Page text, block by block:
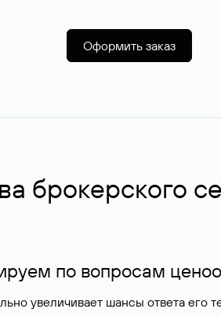
Оформить заказ
брокерского
по вопросам
увеличивает шансы ответа